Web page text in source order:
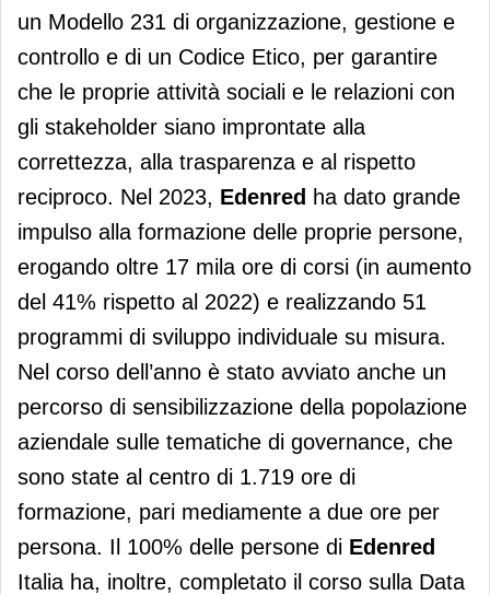
un Modello 231 di organizzazione, gestione e
controllo e di un Codice Etico, per garantire
che le proprie attività sociali e le relazioni con
gli stakeholder siano improntate alla
correttezza, alla trasparenza e al rispetto
reciproco. Nel 2023, Edenred ha dato grande
impulso alla formazione delle proprie persone,
erogando oltre 17 mila ore di corsi (in aumento
del 41% rispetto al 2022) e realizzando 51
programmi di sviluppo individuale su misura.
Nel corso dell’anno è stato avviato anche un
percorso di sensibilizzazione della popolazione
aziendale sulle tematiche di governance, che
sono state al centro di 1.719 ore di
formazione, pari mediamente a due ore per
persona. Il 100% delle persone di Edenred
Italia ha, inoltre, completato il corso sulla Data